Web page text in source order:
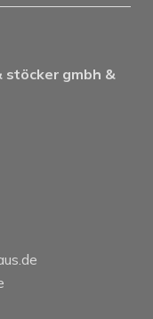
stöcker gmbh &